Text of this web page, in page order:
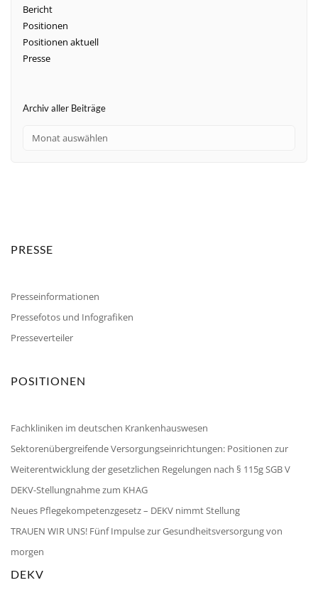
Bericht
Positionen
Positionen aktuell
Presse
Archiv aller Beiträge
PRESSE
Presseinformationen
Pressefotos und Infografiken
Presseverteiler
POSITIONEN
Fachkliniken im deutschen Krankenhauswesen
Sektorenübergreifende Versorgungseinrichtungen: Positionen zur
Weiterentwicklung der gesetzlichen Regelungen nach § 115g SGB V
DEKV-Stellungnahme zum KHAG
Neues Pflegekompetenzgesetz – DEKV nimmt Stellung
TRAUEN WIR UNS! Fünf Impulse zur Gesundheitsversorgung von
morgen
DEKV